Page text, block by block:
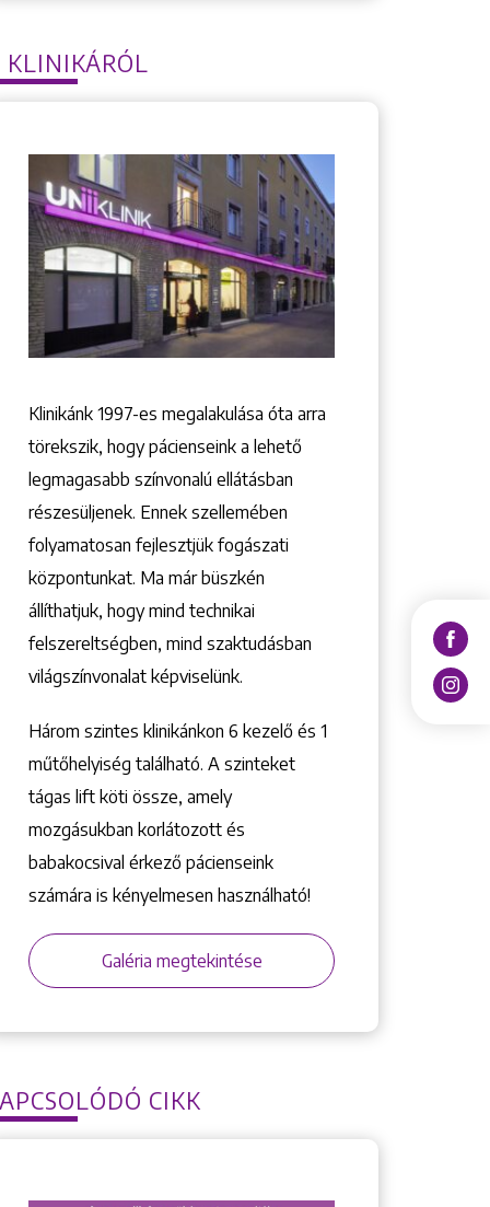
KLINIKÁRÓL
Klinikánk 1997-­es megalakulása óta arra
törekszik, hogy pácienseink a lehető
legmagasabb színvonalú ellátásban
részesüljenek. Ennek szellemében
folyamatosan fejlesztjük fogászati
központunkat. Ma már büszkén
állíthatjuk, hogy mind technikai
felszereltségben, mind szaktudásban
világszínvonalat képviselünk.
Három szintes klinikánkon 6 kezelő ­és 1
műtőhelyiség található. A szinteket
tágas lift köti össze, amely
mozgásukban korlátozott és
babakocsival érkező pácienseink
számára is kényelmesen használható!
Galéria megtekintése
CIKK